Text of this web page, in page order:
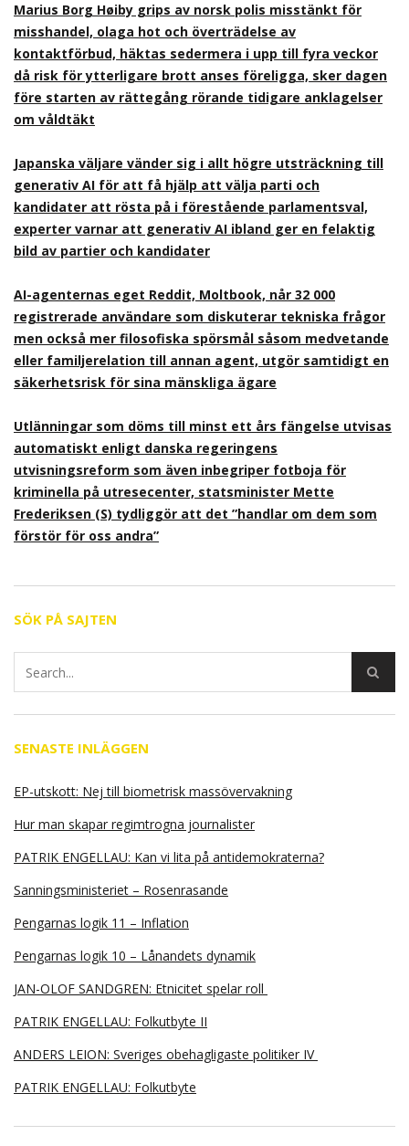
Marius Borg Høiby grips av norsk polis misstänkt för
misshandel, olaga hot och överträdelse av
kontaktförbud, häktas sedermera i upp till fyra veckor
då risk för ytterligare brott anses föreligga, sker dagen
före starten av rättegång rörande tidigare anklagelser
om våldtäkt
Japanska väljare vänder sig i allt högre utsträckning till
generativ AI för att få hjälp att välja parti och
kandidater att rösta på i förestående parlamentsval,
experter varnar att generativ AI ibland ger en felaktig
bild av partier och kandidater
AI-agenternas eget Reddit, Moltbook, når 32 000
registrerade användare som diskuterar tekniska frågor
men också mer filosofiska spörsmål såsom medvetande
eller familjerelation till annan agent, utgör samtidigt en
säkerhetsrisk för sina mänskliga ägare
Utlänningar som döms till minst ett års fängelse utvisas
automatiskt enligt danska regeringens
utvisningsreform som även inbegriper fotboja för
kriminella på utresecenter, statsminister Mette
Frederiksen (S) tydliggör att det ”handlar om dem som
förstör för oss andra”
SÖK PÅ SAJTEN
SENASTE INLÄGGEN
EP-utskott: Nej till biometrisk massövervakning
Hur man skapar regimtrogna journalister
PATRIK ENGELLAU: Kan vi lita på antidemokraterna?
Sanningsministeriet – Rosenrasande
Pengarnas logik 11 – Inflation
Pengarnas logik 10 – Lånandets dynamik
JAN-OLOF SANDGREN: Etnicitet spelar roll
PATRIK ENGELLAU: Folkutbyte II
ANDERS LEION: Sveriges obehagligaste politiker IV
PATRIK ENGELLAU: Folkutbyte